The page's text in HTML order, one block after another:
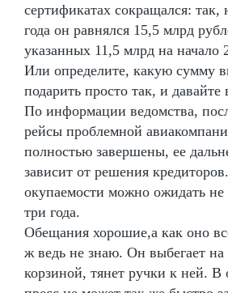
сертификатах сокращался: так,
года он равнялся 15,5 млрд
указанных 11,5 млрд на начало
Или определите, какую сумму
подарить просто так, и давайте
По информации ведомства,
рейсы проблемной
полностью завершены, ее
зависит от решения
окупаемости можно ожидать не
три года.
Обещания хорошие,а как оно
ж ведь не знаю. Он выбегает на
корзиной, тянет ручки к ней. В